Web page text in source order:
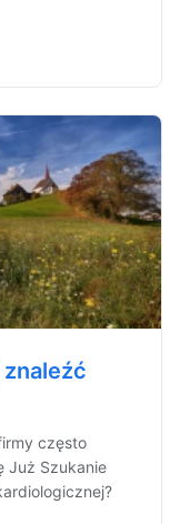
często
Już Szukanie